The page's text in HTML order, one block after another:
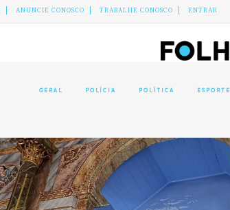
ANUNCIE CONOSCO TRABALHE CONOSCO ENTRAR
GERAL POLÍCIA POLÍTICA ESPORTE